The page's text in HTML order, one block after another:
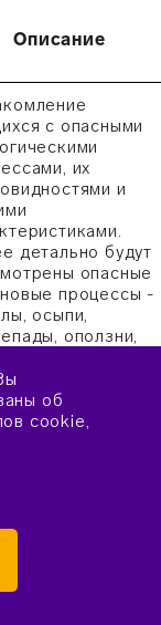
Описание
с опасными
их
и
детально будут
опасные
процессы -
осыпи,
оползни,
их
и
проекта
об
cookie,